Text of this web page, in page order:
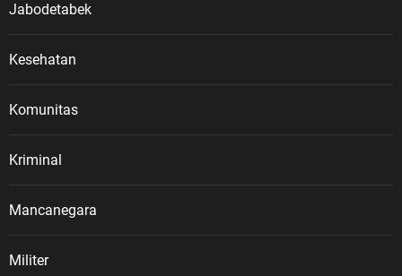
Jabodetabek
Kesehatan
Komunitas
Kriminal
Mancanegara
Militer